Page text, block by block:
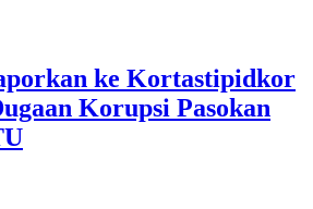
ke Kortastipidkor
Korupsi Pasokan